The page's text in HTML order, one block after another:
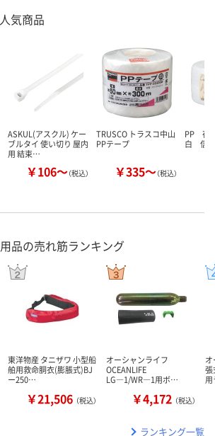
気商品
ASKUL(アスクル) ケー
ブルタイ 使い切り 屋内
用 結束…
￥106～（税込）
TRUSCO トラスコ中山
PPテープ
￥335～（税込）
PP 荷造
白 信
品の売れ筋ランキング
東洋物産 タニザワ 小型船
舶用救命胴衣(膨脹式)BJ
ー250…
￥21,506 （税込）
オーシャンライフ
OCEANLIFE
LG―1/WR―1用ボ…
￥4,172 （税込）
張
ランキング一覧